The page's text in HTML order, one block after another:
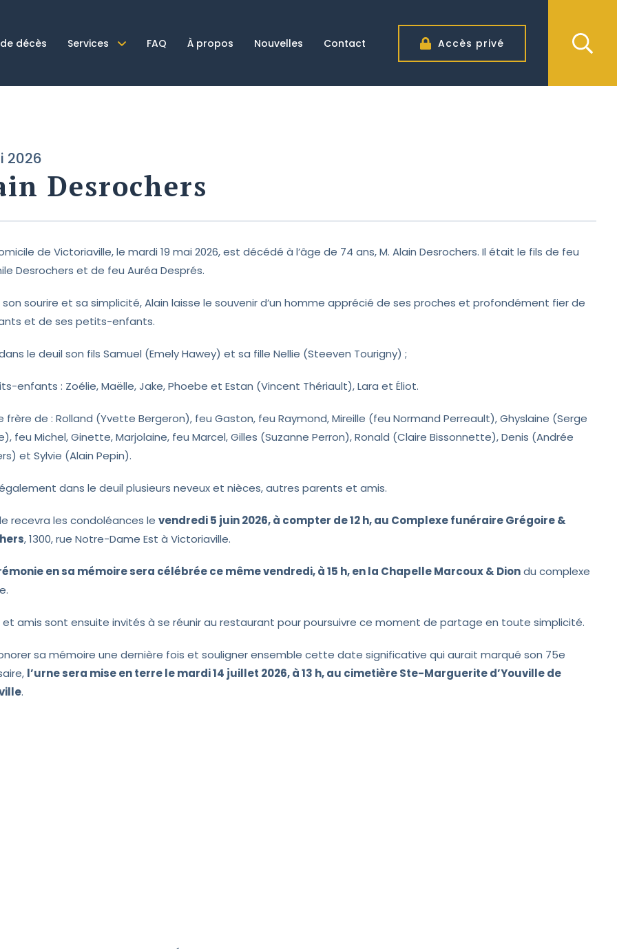
décès Services FAQ À propos Nouvelles Contact Accès privé
2026
Desrochers
de Victoriaville, le mardi 19 mai 2026, est décédé à l’âge de 74 ans, M. Alain Desrochers. Il était le fils de feu
Desrochers et de feu Auréa Després.
son sourire et sa simplicité, Alain laisse le souvenir d’un homme apprécié de ses proches et profondément fier de
et de ses petits-enfants.
le deuil son fils Samuel (Emely Hawey) et sa fille Nellie (Steeven Tourigny) ;
enfants : Zoélie, Maëlle, Jake, Phoebe et Estan (Vincent Thériault), Lara et Éliot.
frère de : Rolland (Yvette Bergeron), feu Gaston, feu Raymond, Mireille (feu Normand Perreault), Ghyslaine (Serge
feu Michel, Ginette, Marjolaine, feu Marcel, Gilles (Suzanne Perron), Ronald (Claire Bissonnette), Denis (Andrée
et Sylvie (Alain Pepin).
dans le deuil plusieurs neveux et nièces, autres parents et amis.
recevra les condoléances le vendredi 5 juin 2026, à compter de 12 h, au Complexe funéraire Grégoire &
, 1300, rue Notre-Dame Est à Victoriaville.
en sa mémoire sera célébrée ce même vendredi, à 15 h, en la Chapelle Marcoux & Diondu complexe
et amis sont ensuite invités à se réunir au restaurant pour poursuivre ce moment de partage en toute simplicité.
sa mémoire une dernière fois et souligner ensemble cette date significative qui aurait marqué son 75e
l’urne sera mise en terre le mardi 14 juillet 2026, à 13 h, au cimetière Ste-Marguerite d’Youville de
.